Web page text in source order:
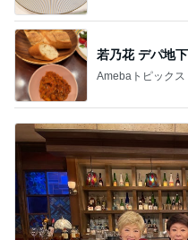
若乃花 デパ地
Amebaトピックス